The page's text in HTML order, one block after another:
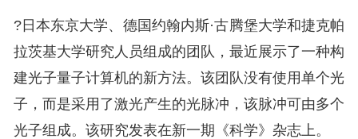
?日本东京大学、德国约翰内斯·古腾堡大学和捷克帕
拉茨基大学研究人员组成的团队，最近展示了一种构
建光子量子计算机的新方法。该团队没有使用单个光
子，而是采用了激光产生的光脉冲，该脉冲可由多个
光子组成。该研究发表在新一期《科学》杂志上。